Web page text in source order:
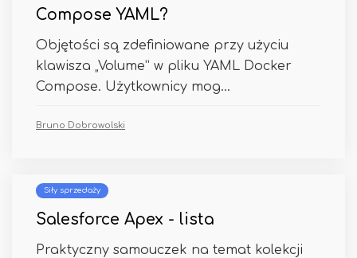
Compose YAML?
Objętości są zdefiniowane przy użyciu
klawisza „Volume” w pliku YAML Docker
Compose. Użytkownicy mog...
Bruno Dobrowolski
Siły sprzedaży
Salesforce Apex - lista
Praktyczny samouczek na temat kolekcji